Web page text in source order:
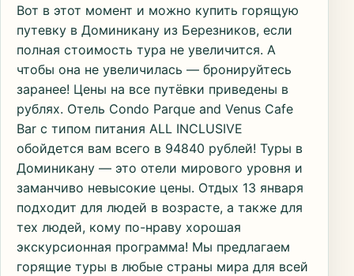
Вот в этот момент и можно купить горящую
путевку в Доминикану из Березников, если
полная стоимость тура не увеличится. А
чтобы она не увеличилась — бронируйтесь
заранее! Цены на все путёвки приведены в
рублях. Отель Condo Parque and Venus Cafe
Bar с типом питания ALL INCLUSIVE
обойдется вам всего в 94840 рублей! Туры в
Доминикану — это отели мирового уровня и
заманчиво невысокие цены. Отдых 13 января
подходит для людей в возрасте, а также для
тех людей, кому по-нраву хорошая
экскурсионная программа! Мы предлагаем
горящие туры в любые страны мира для всей